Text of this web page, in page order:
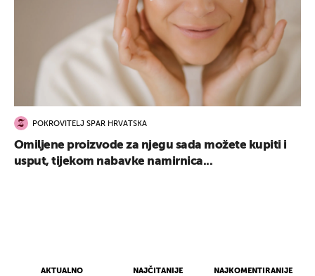
AKTUALNO NAJČITANIJE NAJKOMENTIRANIJE
POKROVITELJ SPAR HRVATSKA
Omiljene proizvode za njegu sada možete kupiti i
usput, tijekom nabavke namirnica...